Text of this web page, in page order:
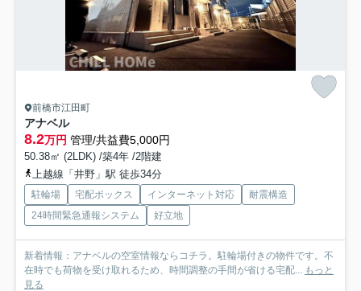
前橋市江田町
アナベル
8.2万円 管理/共益費5,000円
50.38㎡ (2LDK) /築4年 /2階建
上越線「井野」駅 徒歩34分
駐輪場 宅配ボックス インターネット対応
耐震構造
24時間緊急通報システム
好立地
新着情報：アナベルの空室情報ならコチラ。駐輪場付きの物件です。不
在時でも荷物を受け取れるため、時間調整の手間が省ける宅配...
もっと
見る